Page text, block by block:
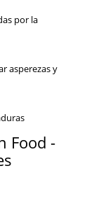
por la
asperezas y
Food -